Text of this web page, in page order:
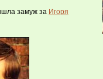
замуж за Игоря